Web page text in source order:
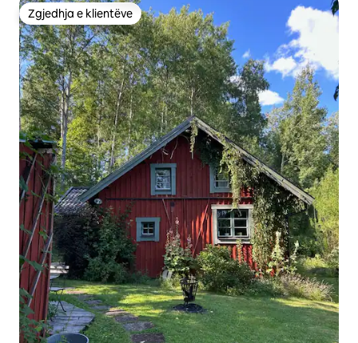
Zgjedhja e klientëve
Zgjedhja e klientëve